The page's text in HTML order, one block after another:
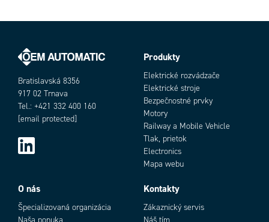
Objednávacie číslo
Bratislavská 8356
917 02 Trnava
Tel.: +421 332 400 160
[email protected]
Produkty
Elektrické rozvádzače
Elektrické stroje
Bezpečnostné prvky
Motory
Railway a Mobile Vehicle
Tlak, prietok
Electronics
Mapa webu
O nás
Špecializovaná organizácia
Kontakty
Zákaznický servis